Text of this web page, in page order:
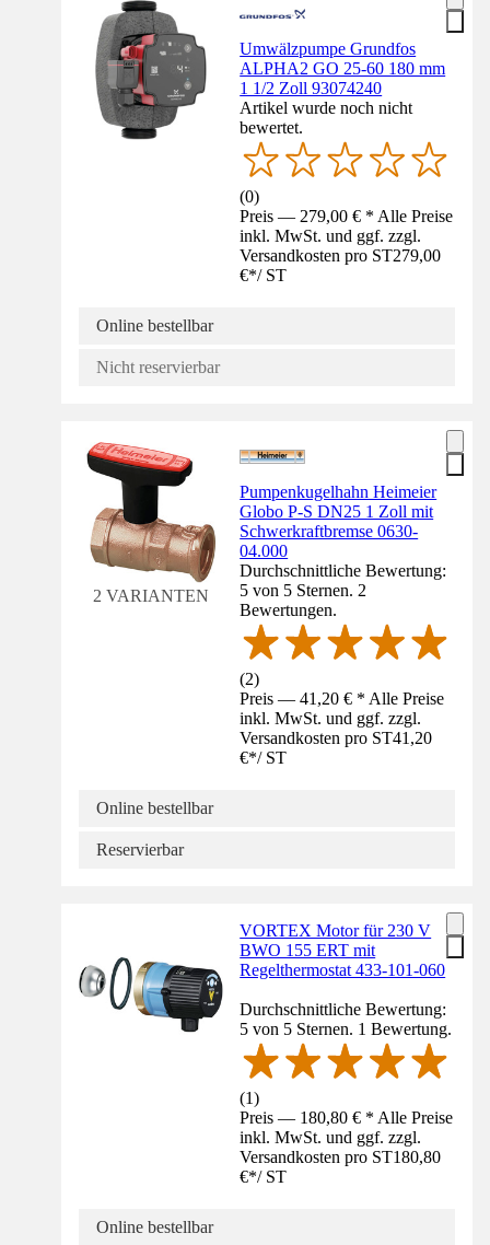
Umwälzpumpe Grundfos
ALPHA2 GO 25-60 180 mm
1 1/2 Zoll 93074240
Artikel wurde noch nicht
bewertet.
(0)
Preis — 279,00 € * Alle Preise
inkl. MwSt. und ggf. zzgl.
Versandkosten pro ST279,00
€*/ ST
Online bestellbar
Nicht reservierbar
2 VARIANTEN
Pumpenkugelhahn Heimeier
Globo P-S DN25 1 Zoll mit
Schwerkraftbremse 0630-
04.000
Durchschnittliche Bewertung:
5 von 5 Sternen. 2
Bewertungen.
(2)
Preis — 41,20 € * Alle Preise
inkl. MwSt. und ggf. zzgl.
Versandkosten pro ST41,20
€*/ ST
Online bestellbar
Reservierbar
VORTEX Motor für 230 V
BWO 155 ERT mit
Regelthermostat 433-101-060
Durchschnittliche Bewertung:
5 von 5 Sternen. 1 Bewertung.
(1)
Preis — 180,80 € * Alle Preise
inkl. MwSt. und ggf. zzgl.
Versandkosten pro ST180,80
€*/ ST
Online bestellbar